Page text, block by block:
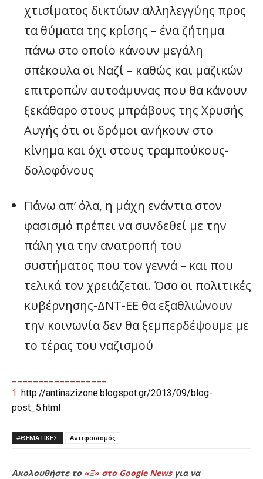
χτισίματος δικτύων αλληλεγγύης προς
τα θύματα της κρίσης – ένα ζήτημα
πάνω στο οποίο κάνουν μεγάλη
σπέκουλα οι Ναζί – καθώς και μαζικών
επιτροπών αυτοάμυνας που θα κάνουν
ξεκάθαρο στους μπράβους της Χρυσής
Αυγής ότι οι δρόμοι ανήκουν στο
κίνημα και όχι στους τραμπούκους-
δολοφόνους
Πάνω απ’ όλα, η μάχη ενάντια στον
φασισμό πρέπει να συνδεθεί με την
πάλη για την ανατροπή του
συστήματος που τον γεννά – και που
τελικά τον χρειάζεται. Όσο οι πολιτικές
κυβέρνησης-ΔΝΤ-ΕΕ θα εξαθλιώνουν
την κοινωνία δεν θα ξεμπερδέψουμε με
το τέρας του ναζισμού
1. http://antinazizone.blogspot.gr/2013/09/blog-
post_5.html
#ΘΕΜΑΤΙΚΈΣ Αντιφασισμός
Ακολουθήστε το «Ξ» στο Google Newsγια να